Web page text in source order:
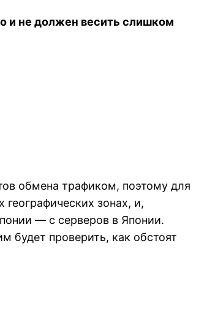
и не должен весить слишком
обмена трафиком, поэтому для
зонах, и,
— с серверов в Японии.
проверить, как обстоят